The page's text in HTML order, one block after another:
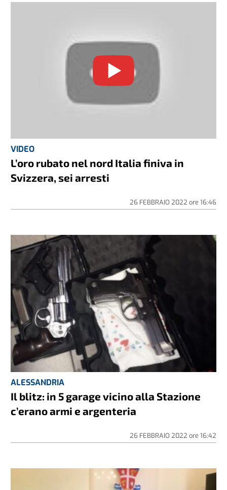
VIDEO
L’oro rubato nel nord Italia finiva in
Svizzera, sei arresti
26 FEBBRAIO 2022 ore 16:46
ALESSANDRIA
Il blitz: in 5 garage vicino alla Stazione
c’erano armi e argenteria
26 FEBBRAIO 2022 ore 16:42